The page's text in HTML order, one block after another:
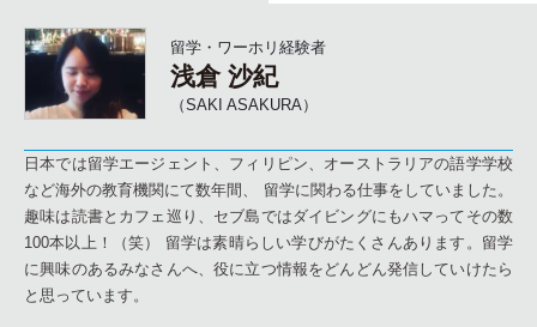
留学・ワーホリ経験者
浅倉 沙紀
（SAKI ASAKURA）
日本では留学エージェント、フィリピン、オーストラリアの語学学校
など海外の教育機関にて数年間、 留学に関わる仕事をしていました。
趣味は読書とカフェ巡り、セブ島ではダイビングにもハマってその数
100本以上！（笑） 留学は素晴らしい学びがたくさんあります。留学
に興味のあるみなさんへ、役に立つ情報をどんどん発信していけたら
と思っています。